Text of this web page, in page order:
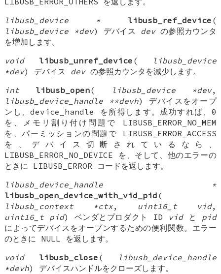
libusb_device *
libusb_ref_device (
libusb_device *dev) デバイス devの参照カウンタ
を増加します。
void
libusb_unref_device (
libusb_device
*dev) デバイス devの参照カウンタを減少します。
int
libusb_open( libusb_device *dev,
libusb_device_handle **devh) デバイスをオープ
ンし、device_handle を所得します。成功すれば、0
を、メモリ割り付け問題で LIBUSB_ERROR_NO_MEM
を、パーミッションの問題で LIBUSB_ERROR_ACCESS
を、デバイス切断されているなら、
LIBUSB_ERROR_NO_DEVICE を、そして、他のエラーの
ときに LIBUSB_ERROR コードを返します。
libusb_device_handle *
libusb_open_device_with_vid_pid (
libusb_context *ctx, uint16_t vid,
uint16_t pid) ベンダとプロダクト ID vidと pid
によってデバイスをオープンするための便利関数。エラー
のときに NULL を返します。
void
libusb_close (
libusb_device_handle
*devh) デバイスハンドルをクローズします。